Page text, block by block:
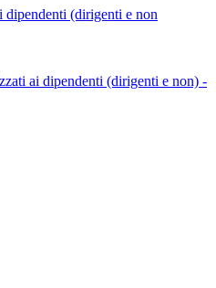
(dirigenti e non
ai dipendenti (dirigenti e non) -